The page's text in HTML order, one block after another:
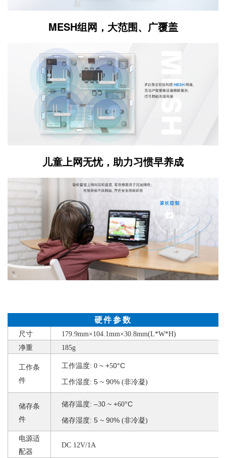
MESH组网，大范围、广覆盖
儿童上网无忧，助力习惯早养成
硬件参数
尺寸
179.9mm×104.1mm×30.8mm(L*W*H)
净重
185g
工作条
件
工作温度:0 ~ +50°C
工作湿度:5 ~ 90% (非冷凝)
储存条
件
储存温度:–30 ~ +60°C
储存湿度:5 ~ 90% (非冷凝)
电源适
配器
DC 12V/1A